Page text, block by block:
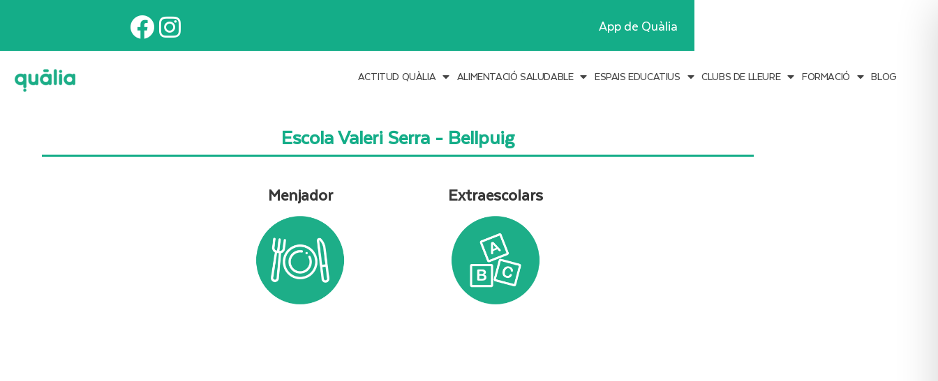
App de Quàlia
ACTITUD QUÀLIA ALIMENTACIÓ SALUDABLE ESPAIS EDUCATIUS CLUBS DE LLEURE FORMACIÓ BLOG
Escola Valeri Serra - Bellpuig
Menjador Extraescolars